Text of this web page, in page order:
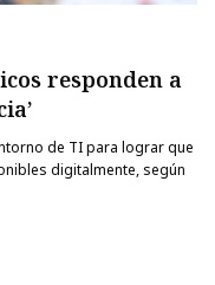
responden a
de TI para lograr que
digitalmente, según